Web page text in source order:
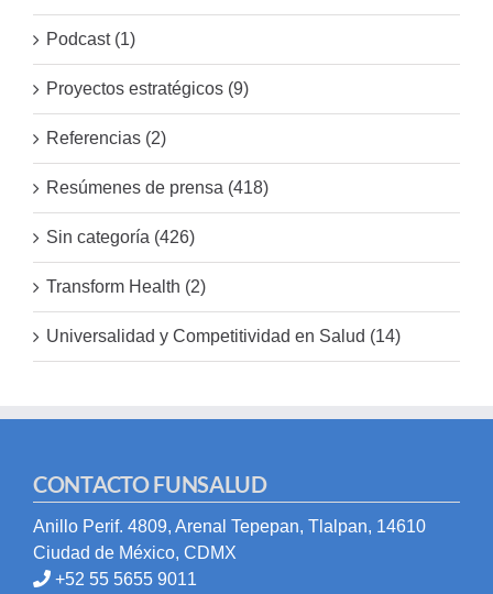
Podcast (1)
Proyectos estratégicos (9)
Referencias (2)
Resúmenes de prensa (418)
Sin categoría (426)
Transform Health (2)
Universalidad y Competitividad en Salud (14)
CONTACTO FUNSALUD
Anillo Perif. 4809, Arenal Tepepan, Tlalpan, 14610
Ciudad de México, CDMX
+52 55 5655 9011